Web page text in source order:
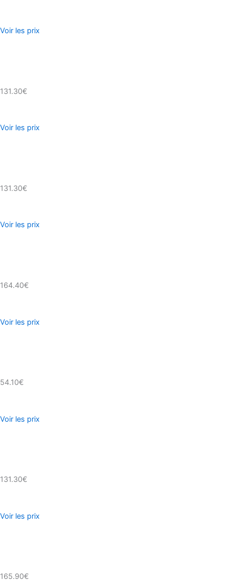
Voir les prix
131.30€
Voir les prix
131.30€
Voir les prix
164.40€
Voir les prix
54.10€
Voir les prix
131.30€
Voir les prix
165.90€